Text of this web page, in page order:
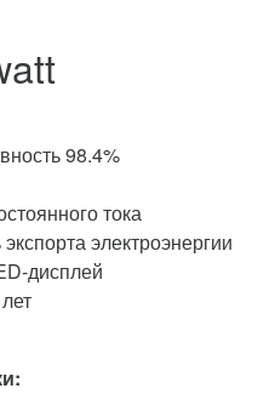
98.4%
тока
электроэнергии
дисплей